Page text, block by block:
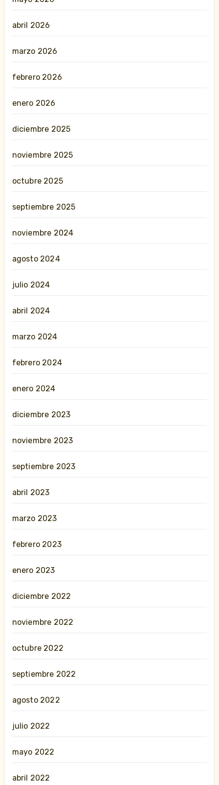
abril 2026
marzo 2026
febrero 2026
enero 2026
diciembre 2025
noviembre 2025
octubre 2025
septiembre 2025
noviembre 2024
agosto 2024
julio 2024
abril 2024
marzo 2024
febrero 2024
enero 2024
diciembre 2023
noviembre 2023
septiembre 2023
abril 2023
marzo 2023
febrero 2023
enero 2023
diciembre 2022
noviembre 2022
octubre 2022
septiembre 2022
agosto 2022
julio 2022
mayo 2022
abril 2022